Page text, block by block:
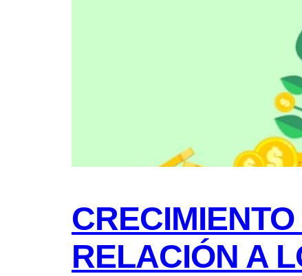
RELACIÓN A